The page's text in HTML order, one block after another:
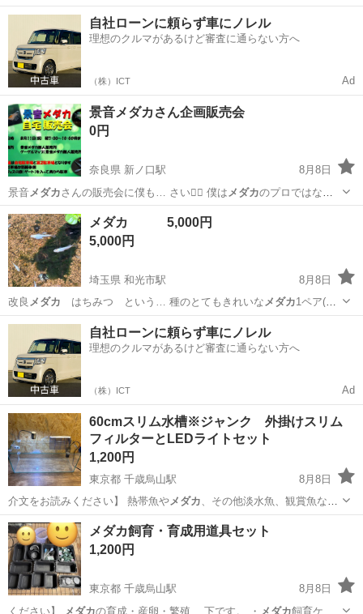
ません。） 目視なので多少の誤差はお許し下さい。 エメキン、幹之、
五式、マリアージュなど色々です。 無選別ですが背曲がりは外しま
す。 (五式は選外に...
愛媛 八幡浜市 メダカ
自社ローンに頼らず車にノレル
理想のクルマがあるけど審査に通らない方へ
（株）ICT Ad
景音メダカさん企画販売会
0円
奈良県 新ノ口駅
8月8日
景音メダカさんの販売会に僕も… さい🙇‍♂️ 僕は メダカのプロではない
ので…
奈良 橿原市 新ノ口駅
メダカ 5,000円
5,000円
埼玉県 和光市駅
8月8日
改良 メダカ はちみつ という… 種のとてもきれいなメダカ1ペア(オ
ス1メス…
埼玉 和光市 和光市駅 その他
自社ローンに頼らず車にノレル
理想のクルマがあるけど審査に通らない方へ
（株）ICT Ad
60cmスリム水槽※ジャンク 外掛けスリム
フィルターとLEDライトセット
1,200円
東京都 千歳烏山駅
8月8日
介文をお読みください】 熱帯魚やメダカ、その他淡水魚、観賞魚など
生き物飼育に…
東京 世田谷区 千歳烏山駅 その他 水槽
メダカ飼育・育成用道具セット
1,200円
東京都 千歳烏山駅
8月8日
ください】
メダカ の育成・産卵・繁殖… 下です。 ・ メダカ飼育ケー